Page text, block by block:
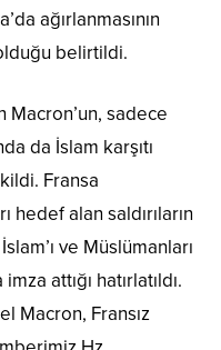
ağırlanmasının
belirtildi.
sadece
da İslam karşıtı
Fransa
hedef alan saldırıların
ve Müslümanları
attığı hatırlatıldı.
Macron, Fransız